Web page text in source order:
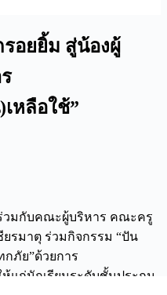
อยยิ้ม สู่น้องผู้
หลือใช้”
ร่วมกับคณะผู้บริหาร คณะครู
ยรมาตุ ร่วมกิจกรรม “ปัน
ภัย”ด้วยการ
ห้แก่นักเรียนระดับชั้นประถม